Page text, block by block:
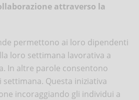
attraverso la
permettono ai loro dipendenti
loro settimana lavorativa a
In altre parole consentono
Questa iniziativa
incoraggiando gli individui a